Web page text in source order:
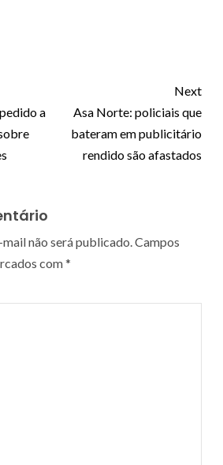
a
Next
Asa Norte: policiais que
bateram em publicitário
rendido são afastados
não será publicado.Campos
com*